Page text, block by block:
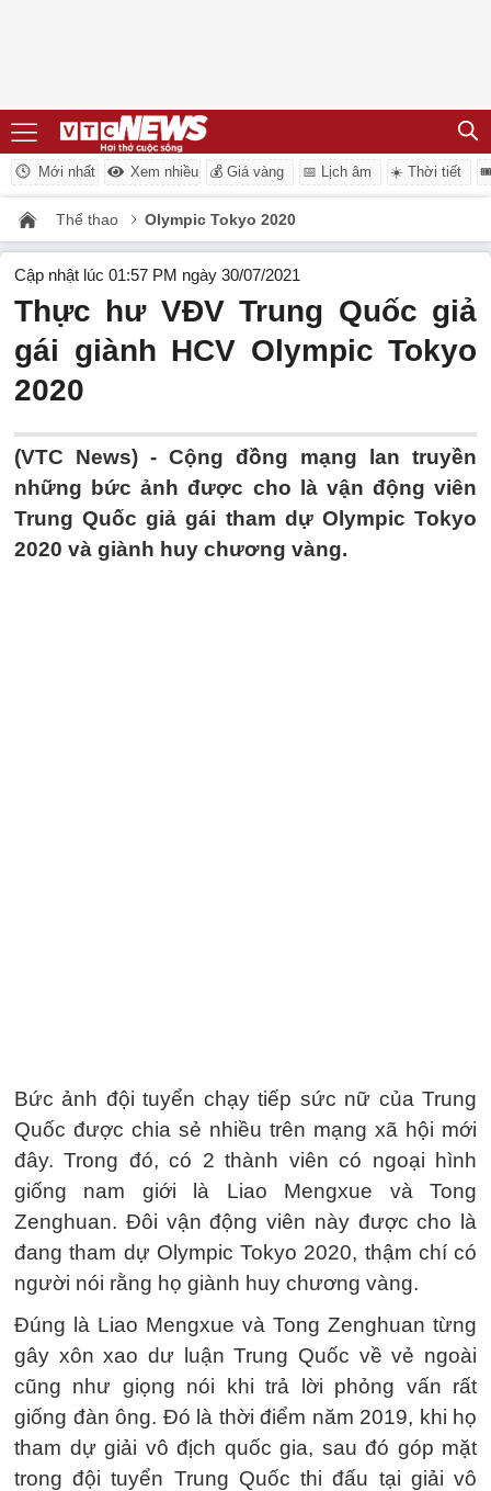
Mới nhất Xem nhiều 💰 Giá vàng 📅 Lịch âm ☀️ Thời tiết
Thể thao Olympic Tokyo 2020
Cập nhật lúc 01:57 PM ngày 30/07/2021
Thực hư VĐV Trung Quốc giả
gái giành HCV Olympic Tokyo
2020
(VTC News) - Cộng đồng mạng lan truyền
những bức ảnh được cho là vận động viên
Trung Quốc giả gái tham dự Olympic Tokyo
2020 và giành huy chương vàng.
Bức ảnh đội tuyển chạy tiếp sức nữ của Trung
Quốc được chia sẻ nhiều trên mạng xã hội mới
đây. Trong đó, có 2 thành viên có ngoại hình
giống nam giới là Liao Mengxue và Tong
Zenghuan. Đôi vận động viên này được cho là
đang tham dự Olympic Tokyo 2020, thậm chí có
người nói rằng họ giành huy chương vàng.
Đúng là Liao Mengxue và Tong Zenghuan từng
gây xôn xao dư luận Trung Quốc về vẻ ngoài
cũng như giọng nói khi trả lời phỏng vấn rất
giống đàn ông. Đó là thời điểm năm 2019, khi họ
tham dự giải vô địch quốc gia, sau đó góp mặt
trong đội tuyển Trung Quốc thi đấu tại giải vô